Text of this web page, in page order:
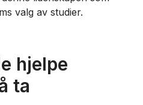
valg av studier.
hjelpe
ta